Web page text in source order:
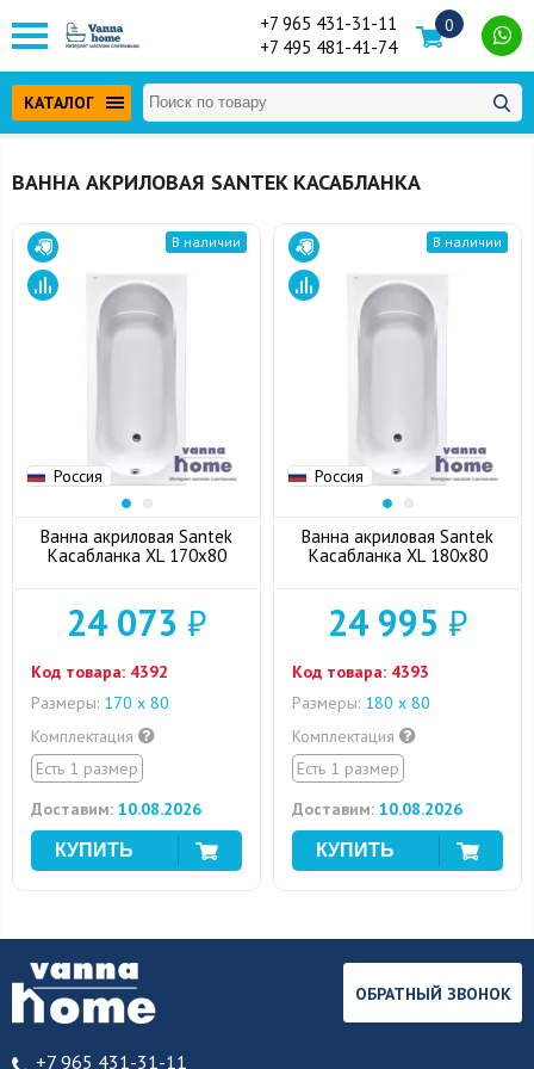
+7 965 431-31-11
+7 495 481-41-74
0
КАТАЛОГ
ВАННА АКРИЛОВАЯ SANTEK КАСАБЛАНКА
Россия
В наличии
Ванна акриловая Santek
Касабланка XL 170x80
24 073 ₽
Код товара: 4392
Размеры: 170 х 80
Комплектация
Есть 1 размер
Доставим: 10.08.2026
Россия
В наличии
Ванна акриловая Santek
Касабланка XL 180x80
24 995 ₽
Код товара: 4393
Размеры: 180 x 80
Комплектация
Есть 1 размер
Доставим: 10.08.2026
+7 965 431-31-11
ОБРАТНЫЙ ЗВОНОК